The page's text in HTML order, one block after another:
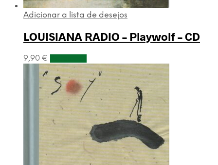
Adicionar a lista de desejos
LOUISIANA RADIO – Playwolf – CD
9,90 €